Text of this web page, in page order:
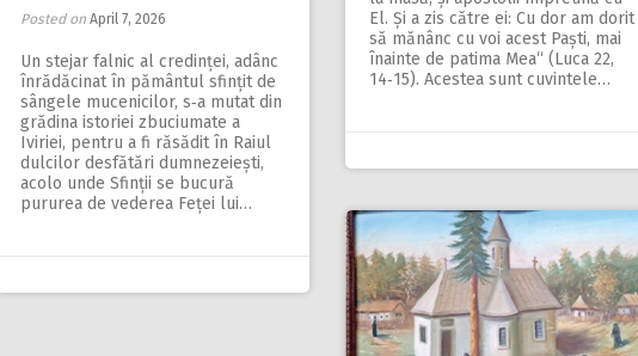
El. Și a zis către ei: Cu dor am dorit
să mănânc cu voi acest Paști, mai
înainte de patima Mea“ (Luca 22,
14‑15). Acestea sunt cuvintele…
Posted on April 7, 2026
Un stejar falnic al credinței, adânc
înrădăcinat în pământul sfințit de
sângele mucenicilor, s‑a mutat din
grădina istoriei zbuciumate a
Iviriei, pentru a fi răsădit în Raiul
dulcilor desfătări dumnezeiești,
acolo unde Sfinții se bucură
pururea de vederea Feței lui…